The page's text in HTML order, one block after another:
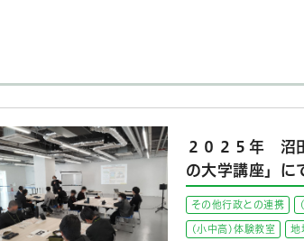
２０２５年 沼
の大学講座」に
その他行政との連携
(小中高)体験教室 地